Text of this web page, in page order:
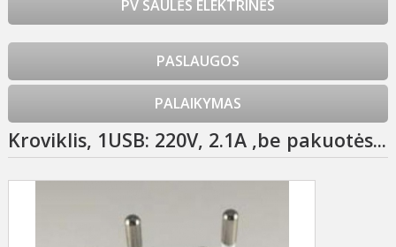
PV SAULĖS ELEKTRINĖS
PASLAUGOS
PALAIKYMAS
Kroviklis, 1USB: 220V, 2.1A ,be pakuotės...